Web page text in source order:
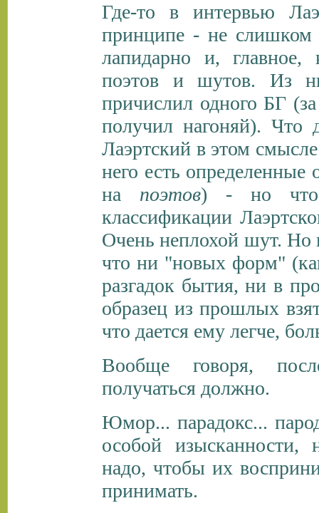
Где-то в интервью
принципе - не слишком
лапидарно и, главное,
поэтов и шутов. Из
причислил одного БГ
получил нагоняй). Что
Лаэртский в этом
него есть
на поэтов) - но что
классификации
Очень неплохой шут. Но
что ни "новых форм"
разгадок бытия, ни в
образец из прошлых
что дается ему легче,
Вообще говоря,
получаться должно.
Юмор... парадокс...
особой изысканности,
надо, чтобы их
принимать.